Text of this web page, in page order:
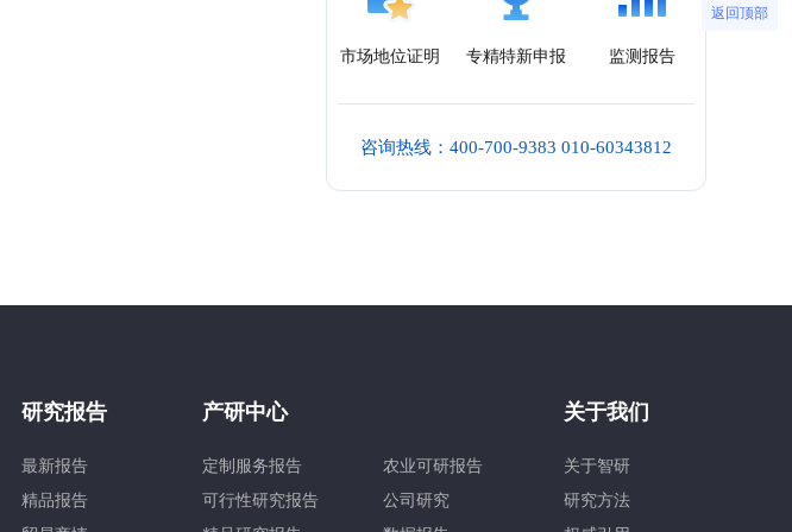
市场地位证明 专精特新申报 监测报告
咨询热线：400-700-9383 010-60343812
返回顶部
研究报告
最新报告
精品报告
产研中心
定制服务报告
可行性研究报告
农业可研报告
公司研究
关于我们
关于智研
研究方法